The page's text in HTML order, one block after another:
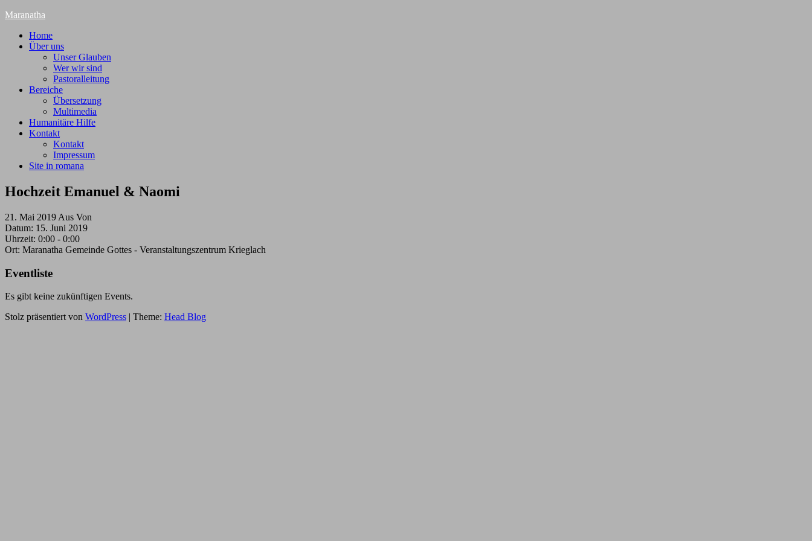
Maranatha
Home
Über uns
Unser Glauben
Wer wir sind
Pastoralleitung
Bereiche
Übersetzung
Multimedia
Humanitäre Hilfe
Kontakt
Kontakt
Impressum
Site in romana
Hochzeit Emanuel & Naomi
21. Mai 2019 Aus Von
Datum: 15. Juni 2019
Uhrzeit: 0:00 - 0:00
Ort: Maranatha Gemeinde Gottes - Veranstaltungszentrum Krieglach
Eventliste
Es gibt keine zukünftigen Events.
Stolz präsentiert von WordPress | Theme: Head Blog